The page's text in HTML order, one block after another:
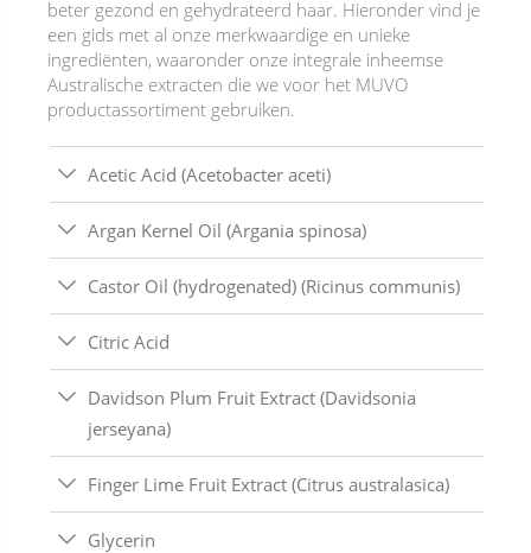
beter gezond en gehydrateerd haar. Hieronder vind je
een gids met al onze merkwaardige en unieke
ingrediënten, waaronder onze integrale inheemse
Australische extracten die we voor het MUVO
productassortiment gebruiken.
Acetic Acid (Acetobacter aceti)
Argan Kernel Oil (Argania spinosa)
Castor Oil (hydrogenated) (Ricinus communis)
Citric Acid
Davidson Plum Fruit Extract (Davidsonia
jerseyana)
Finger Lime Fruit Extract (Citrus australasica)
Glycerin